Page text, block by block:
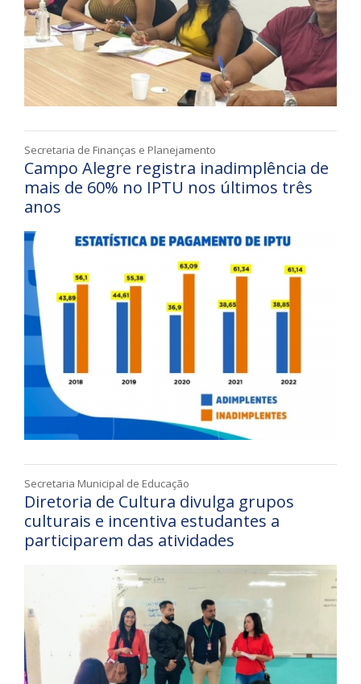
Secretaria de Finanças e Planejamento
Campo Alegre registra inadimplência de
mais de 60% no IPTU nos últimos três
anos
Secretaria Municipal de Educação
Diretoria de Cultura divulga grupos
culturais e incentiva estudantes a
participarem das atividades